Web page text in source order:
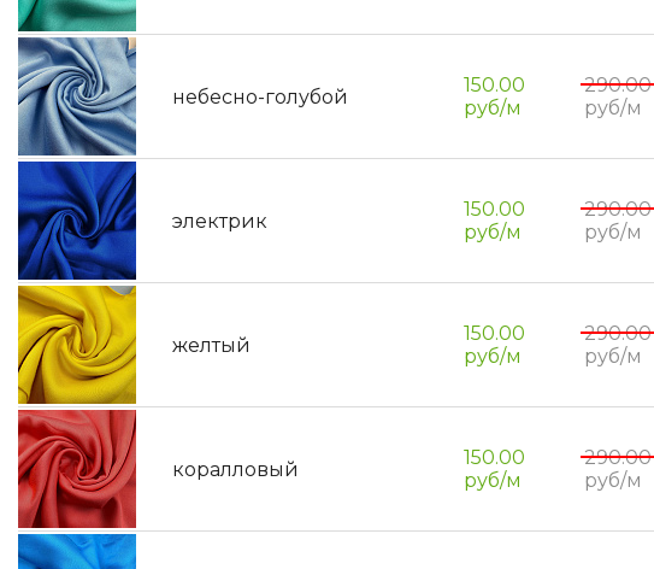
небесно-голубой
150.00
руб/м
290.00
руб/м
электрик
150.00
руб/м
290.00
руб/м
желтый
150.00
руб/м
290.00
руб/м
коралловый
150.00
руб/м
290.00
руб/м